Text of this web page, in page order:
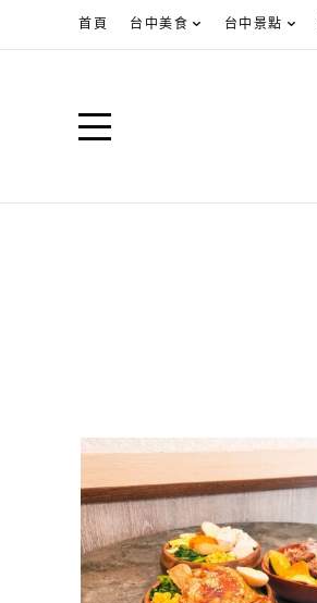
首頁 台中美食 台中景點